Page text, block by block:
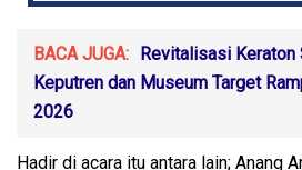
BACA JUGA: Revitalisasi Keraton
Keputren dan Museum Target
2026
Hadir di acara itu antara lain; Anang